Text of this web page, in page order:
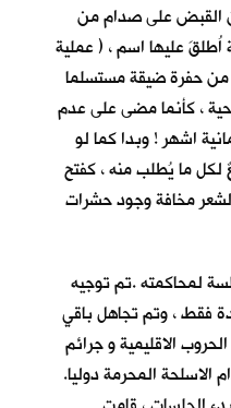
القبض على صدام من
اُطلقَ عليها اسم ، ( عملية
من حفرة ضيقة مستسلما
، كأنما مضى على عدم
اشهر ! وبدا كما لو
ما يُطلب منه ، كفتح
مخافة وجود حشرات
لمحاكمته .تم توجيه
فقط ، وتم تجاهل باقي
الاقليمية و جرائم
الاسلحة المحرمة دوليا.